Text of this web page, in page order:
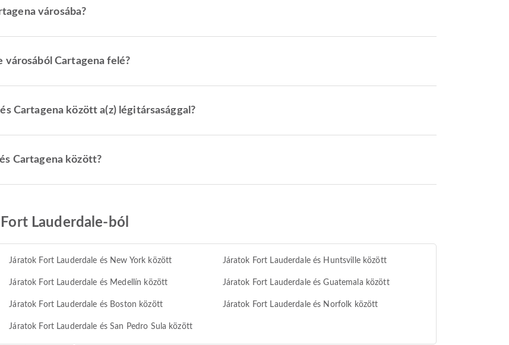
városába?
Cartagena felé?
Cartagena között a(z) légitársasággal?
Cartagena között?
Lauderdale-ból
Járatok Fort Lauderdale és New York között Járatok Fort Lauderdale és Huntsville között
Járatok Fort Lauderdale és Medellín között Járatok Fort Lauderdale és Guatemala között
Járatok Fort Lauderdale és Boston között Járatok Fort Lauderdale és Norfolk között
Járatok Fort Lauderdale és San Pedro Sula között